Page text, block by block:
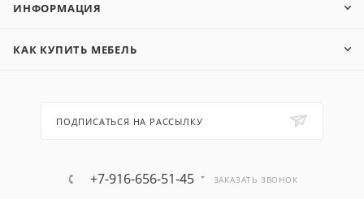
ИНФОРМАЦИЯ
КАК КУПИТЬ МЕБЕЛЬ
ПОДПИСАТЬСЯ НА РАССЫЛКУ
+7-916-656-51-45 ЗАКАЗАТЬ ЗВОНОК